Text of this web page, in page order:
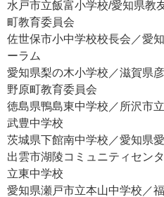
水戸市立飯富小学校/愛知県教
町教育委員会
佐世保市小中学校校長会／愛
ーラム
愛知県梨の木小学校／滋賀県
野原町教育委員会
徳島県鴨島東中学校／所沢市
武豊中学校
茨城県下館南中学校／愛知県
出雲市湖陵コミュニティセン
立東中学校
愛知県瀬戸市立本山中学校／